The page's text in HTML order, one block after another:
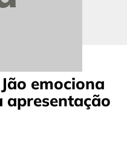
emociona
apresentação